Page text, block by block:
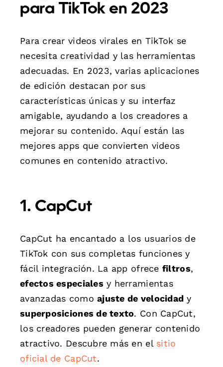
para TikTok en 2023
Para crear videos virales en TikTok se
necesita creatividad y las herramientas
adecuadas. En 2023, varias aplicaciones
de edición destacan por sus
características únicas y su interfaz
amigable, ayudando a los creadores a
mejorar su contenido. Aquí están las
mejores apps que convierten videos
comunes en contenido atractivo.
1. CapCut
CapCut ha encantado a los usuarios de
TikTok con sus completas funciones y
fácil integración. La app ofrece filtros,
efectos especiales y herramientas
avanzadas comoajuste de velocidad y
superposiciones de texto. Con CapCut,
los creadores pueden generar contenido
atractivo. Descubre más en el sitio
oficial de CapCut.